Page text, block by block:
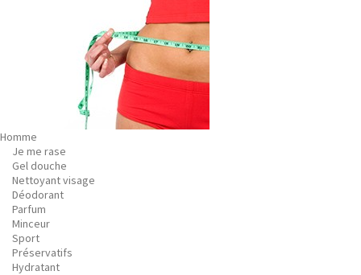
Homme
Je me rase
Gel douche
Nettoyant visage
Déodorant
Parfum
Minceur
Sport
Préservatifs
Hydratant